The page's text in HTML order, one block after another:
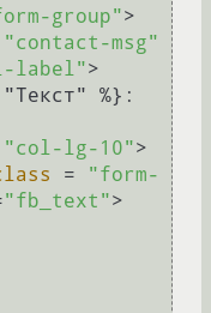
group">
"contact-msg"
label">
"col-lg-10">
=
"form-
"fb_text">